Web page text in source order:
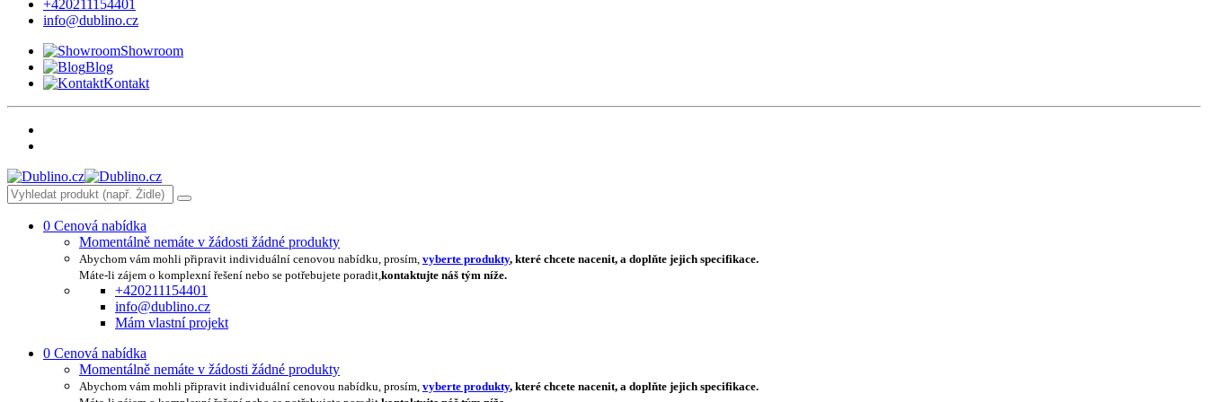
+420211154401
info@dublino.cz
Showroom
Blog
Kontakt
0 Cenová nabídka
Momentálně nemáte v žádosti žádné produkty
Abychom vám mohli připravit individuální cenovou nabídku, prosím, vyberte produkty, které chcete nacenit, a doplňte jejich specifikace.
Máte-li zájem o komplexní řešení nebo se potřebujete poradit,kontaktujte náš tým níže.
+420211154401
info@dublino.cz
Mám vlastní projekt
0 Cenová nabídka
Momentálně nemáte v žádosti žádné produkty
Abychom vám mohli připravit individuální cenovou nabídku, prosím, vyberte produkty, které chcete nacenit, a doplňte jejich specifikace.